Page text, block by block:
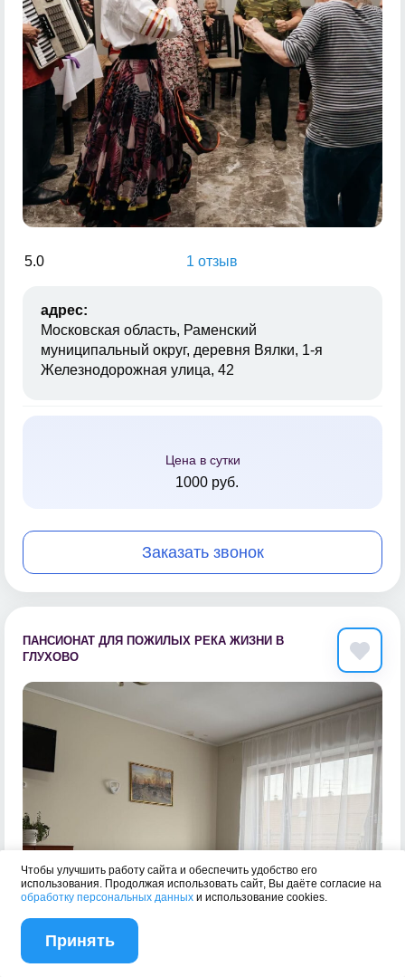
Фильтры
5.0 1 отзыв
адрес:
Московская область, Раменский
муниципальный округ, деревня Вялки, 1-я
Железнодорожная улица, 42
Цена в сутки
1000 руб.
Заказать звонок
ПАНСИОНАТ ДЛЯ ПОЖИЛЫХ РЕКА ЖИЗНИ В
ГЛУХОВО
Чтобы улучшить работу сайта и обеспечить удобство его
использования. Продолжая использовать сайт, Вы даёте согласие на
обработку персональных данных и использование cookies.
Принять